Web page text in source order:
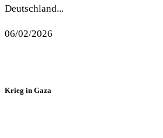
Deutschland...
06/02/2026
Krieg in Gaza